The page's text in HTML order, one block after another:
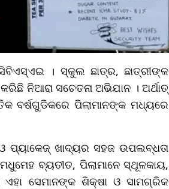
। ସ୍କୁଲ ଛାତ୍ର, ଛାତ୍ରୀଙ୍କ
ନିଆରା ସଚେତନା ଅଭିଯାନ । ଅର୍ଥାତ୍
ବର୍ଷଗୁଡିକରେ ପିଲାମାନଙ୍କ ମଧ୍ୟରେ
ପ୍ୟାକେଜ୍ ଖାଦ୍ୟର ସହଜ ଉପଲବ୍ଧତା
ବ୍ୟତୀତ, ପିଲାମାନେ ସ୍ଥୂଳକାୟ,
ସେମାନଙ୍କ ଶିକ୍ଷା ଓ ସାମଗ୍ରିକ